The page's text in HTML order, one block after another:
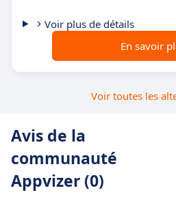
Voir plus de détails
En savoir
Voir toutes les
Avis de la
communauté
Appvizer (0)